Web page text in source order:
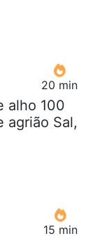
20 min
alho 100
agrião Sal,
15 min